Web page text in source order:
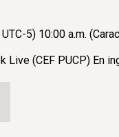
5) 10:00 a.m.
Live (CEF PUCP) En